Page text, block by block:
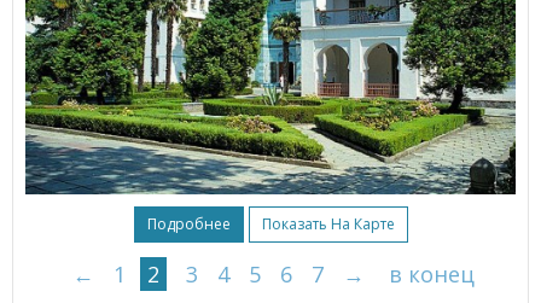
Подробнее Показать На Карте
← 1 2 3 4 5 6 7 → в конец